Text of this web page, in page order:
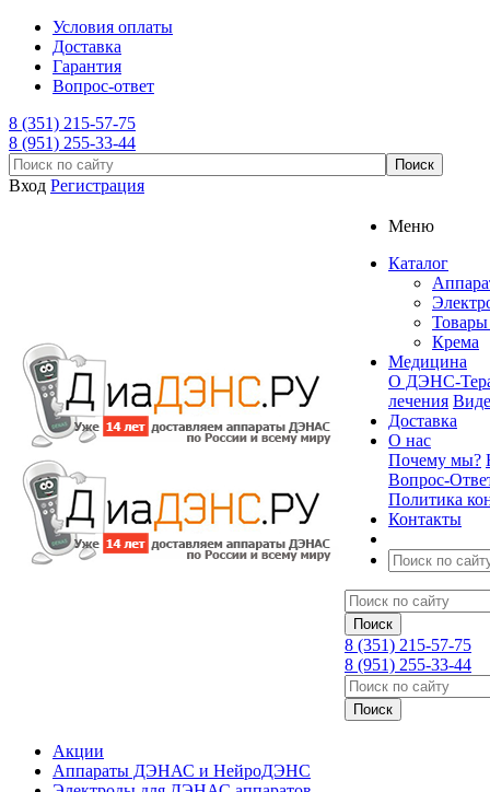
Условия оплаты
Доставка
Гарантия
Вопрос-ответ
8 (351) 215-57-75
8 (951) 255-33-44
Вход Регистрация
Меню
Каталог
Товары
Крема
Медицина
О ДЭНС-
лечения
Доставка
О нас
Почему мы?
Вопрос-
Политика
Контакты
8 (351) 215-57-75
8 (951) 255-33-44
Акции
Аппараты ДЭНАС и НейроДЭНС